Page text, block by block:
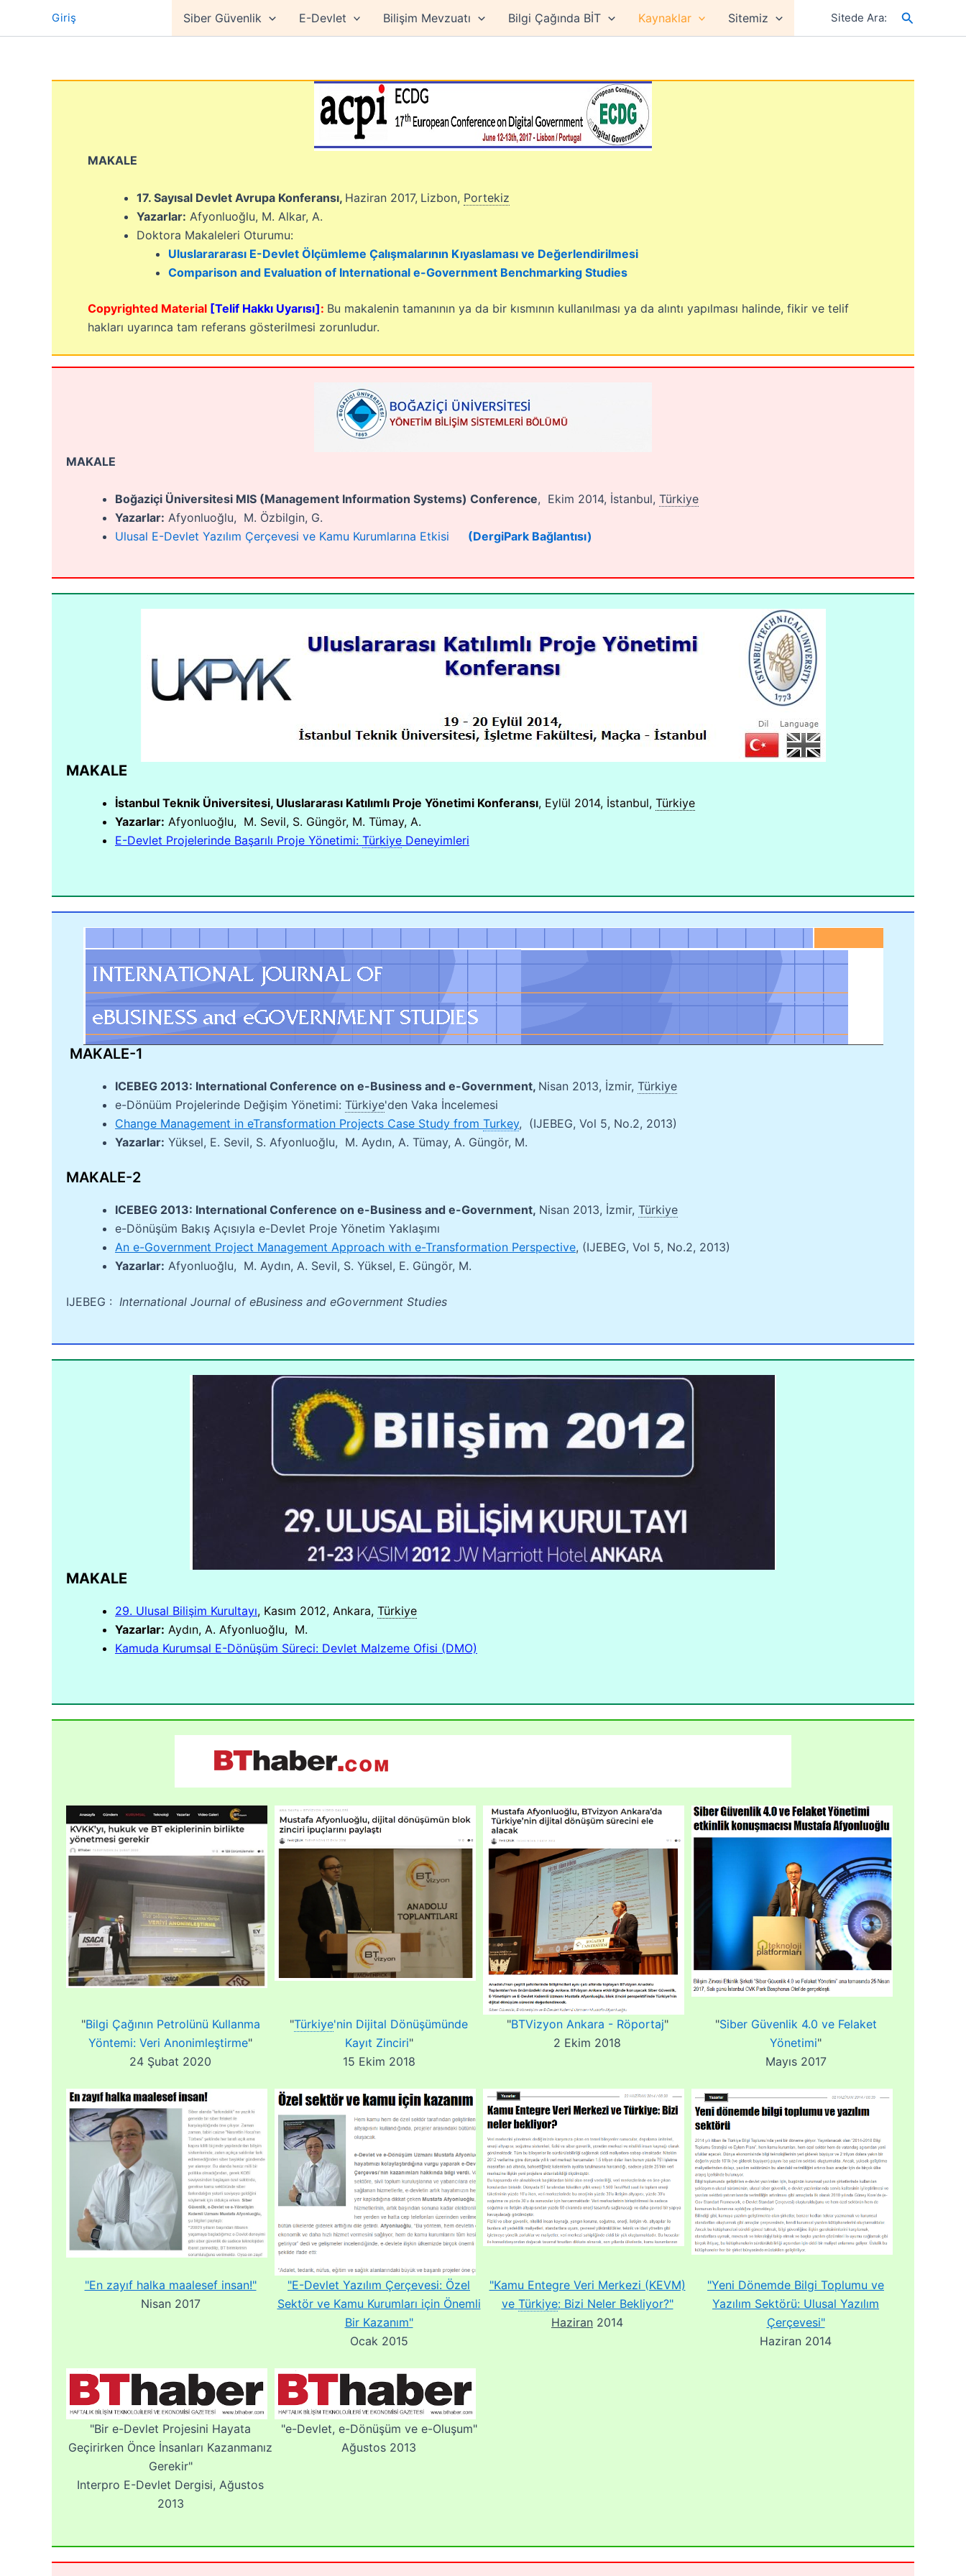
Giriş Siber Güvenlik E-Devlet Bilişim Mevzuatı Bilgi Çağında BİT Kaynaklar Sitemiz Sitede Ara: Arama
MAKALE
17. Sayısal Devlet Avrupa Konferansı, Haziran 2017, Lizbon, Portekiz
Yazarlar: Afyonluoğlu, M. Alkar, A.
Doktora Makaleleri Oturumu:
Uluslarararası E-Devlet Ölçümleme Çalışmalarının Kıyaslaması ve Değerlendirilmesi
Comparison and Evaluation of International e-Government Benchmarking Studies
Copyrighted Material [Telif Hakkı Uyarısı]: Bu makalenin tamanının ya da bir kısmının kullanılması ya da alıntı yapılması halinde, fikir ve telif
hakları uyarınca tam referans gösterilmesi zorunludur.
MAKALE
Boğaziçi Üniversitesi MIS (Management Infoırmation Systems) Conference, Ekim 2014, İstanbul, Türkiye
Yazarlar: Afyonluoğlu, M. Özbilgin, G.
Ulusal E-Devlet Yazılım Çerçevesi ve Kamu Kurumlarına Etkisi
(DergiPark Bağlantısı)
MAKALE
İstanbul Teknik Üniversitesi, Uluslararası Katılımlı Proje Yönetimi Konferansı, Eylül 2014, İstanbul, Türkiye
Yazarlar: Afyonluoğlu, M. Sevil, S. Güngör, M. Tümay, A.
E-Devlet Projelerinde Başarılı Proje Yönetimi: Türkiye Deneyimleri
MAKALE-1
ICEBEG 2013: International Conference on e-Business and e-Government, Nisan 2013, İzmir, Türkiye
e-Dönüüm Projelerinde Değişim Yönetimi: Türkiye'den Vaka İncelemesi
Change Management in eTransformation Projects Case Study from Turkey, (IJEBEG, Vol 5, No.2, 2013)
Yazarlar: Yüksel, E. Sevil, S. Afyonluoğlu, M. Aydın, A. Tümay, A. Güngör, M.
MAKALE-2
ICEBEG 2013: International Conference on e-Business and e-Government, Nisan 2013, İzmir, Türkiye
e-Dönüşüm Bakış Açısıyla e-Devlet Proje Yönetim Yaklaşımı
An e-Government Project Management Approach with e-Transformation Perspective, (IJEBEG, Vol 5, No.2, 2013)
Yazarlar: Afyonluoğlu, M. Aydın, A. Sevil, S. Yüksel, E. Güngör, M.
IJEBEG : International Journal of eBusiness and eGovernment Studies
MAKALE
29. Ulusal Bilişim Kurultayı, Kasım 2012, Ankara, Türkiye
Yazarlar: Aydın, A. Afyonluoğlu, M.
Kamuda Kurumsal E-Dönüşüm Süreci: Devlet Malzeme Ofisi (DMO)
"Bilgi Çağının Petrolünü Kullanma
Yöntemi: Veri Anonimleştirme"
24 Şubat 2020
"Türkiye'nin Dijital Dönüşümünde
Kayıt Zinciri"
15 Ekim 2018
"BTVizyon Ankara - Röportaj"
2 Ekim 2018
"Siber Güvenlik 4.0 ve Felaket
Yönetimi"
Mayıs 2017
"En zayıf halka maalesef insan!"
Nisan 2017
"E-Devlet Yazılım Çerçevesi: Özel
Sektör ve Kamu Kurumları için Önemli
Bir Kazanım"
Ocak 2015
"Kamu Entegre Veri Merkezi (KEVM)
ve Türkiye:Bizi Neler Bekliyor?"
Haziran 2014
"Yeni Dönemde Bilgi Toplumu ve
Yazılım Sektörü: Ulusal Yazılım
Çerçevesi"
Haziran 2014
"Bir e-Devlet Projesini Hayata
Geçirirken Önce İnsanları Kazanmanız
Gerekir"
Interpro E-Devlet Dergisi, Ağustos
2013
"e-Devlet, e-Dönüşüm ve e-Oluşum"
Ağustos 2013